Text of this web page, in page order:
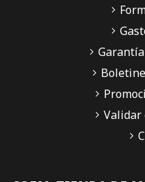
Validar